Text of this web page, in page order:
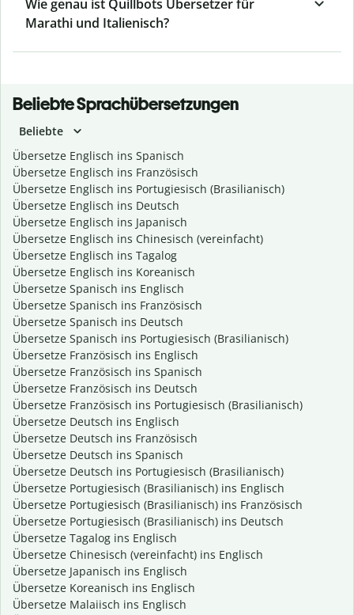
Wie genau ist Quillbots Übersetzer für
Marathi und Italienisch?
Beliebte Sprachübersetzungen
Beliebte
Übersetze Englisch ins Spanisch
Übersetze Englisch ins Französisch
Übersetze Englisch ins Portugiesisch (Brasilianisch)
Übersetze Englisch ins Deutsch
Übersetze Englisch ins Japanisch
Übersetze Englisch ins Chinesisch (vereinfacht)
Übersetze Englisch ins Tagalog
Übersetze Englisch ins Koreanisch
Übersetze Spanisch ins Englisch
Übersetze Spanisch ins Französisch
Übersetze Spanisch ins Deutsch
Übersetze Spanisch ins Portugiesisch (Brasilianisch)
Übersetze Französisch ins Englisch
Übersetze Französisch ins Spanisch
Übersetze Französisch ins Deutsch
Übersetze Französisch ins Portugiesisch (Brasilianisch)
Übersetze Deutsch ins Englisch
Übersetze Deutsch ins Französisch
Übersetze Deutsch ins Spanisch
Übersetze Deutsch ins Portugiesisch (Brasilianisch)
Übersetze Portugiesisch (Brasilianisch) ins Englisch
Übersetze Portugiesisch (Brasilianisch) ins Französisch
Übersetze Portugiesisch (Brasilianisch) ins Deutsch
Übersetze Tagalog ins Englisch
Übersetze Chinesisch (vereinfacht) ins Englisch
Übersetze Japanisch ins Englisch
Übersetze Koreanisch ins Englisch
Übersetze Malaiisch ins Englisch